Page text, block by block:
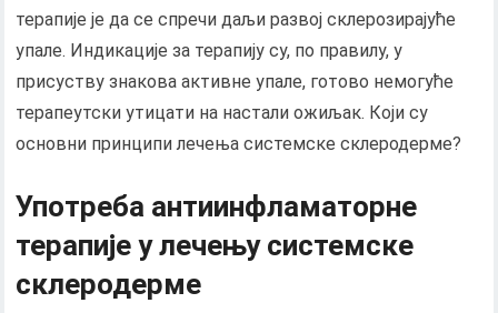
терапије је да се спречи даљи развој склерозирајуће
упале. Индикације за терапију су, по правилу, у
присуству знакова активне упале, готово немогуће
терапеутски утицати на настали ожиљак. Који су
основни принципи лечења системске склеродерме?
Употреба антиинфламаторне
терапије у лечењу системске
склеродерме